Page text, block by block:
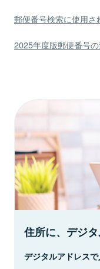
郵便番号検索に使用さ
2025年度版郵便番号
住所に、デジタ
デジタルアドレスで